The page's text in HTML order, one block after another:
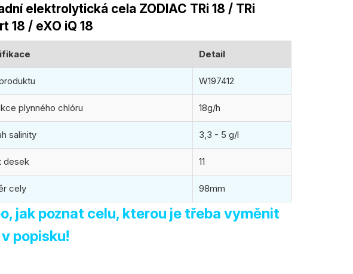
elektrolytická cela ZODIAC TRi 18 / TRi
18 / eXO iQ 18
Detail
W197412
plynného chlóru 18g/h
salinity 3,3 - 5 g/l
desek 11
cely 98mm
jak poznat celu, kterou je třeba vyměnit
popisku!